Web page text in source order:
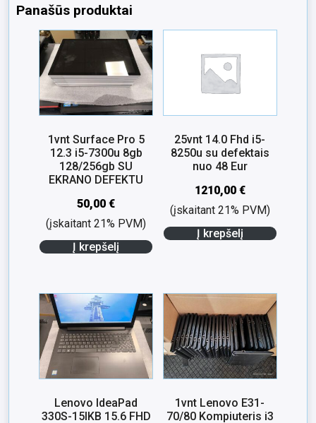
Panašūs produktai
1vnt Surface Pro 5
12.3 i5-7300u 8gb
128/256gb SU
EKRANO DEFEKTU
50,00€
(įskaitant 21% PVM)
Į krepšelį
25vnt 14.0 Fhd i5-
8250u su defektais
nuo 48 Eur
1210,00 €
(įskaitant 21% PVM)
Į krepšelį
Lenovo IdeaPad
330S-15IKB 15.6 FHD
1vnt Lenovo E31-
70/80 Kompiuteris i3